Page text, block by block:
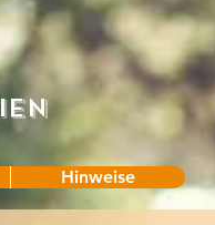
Hinweise